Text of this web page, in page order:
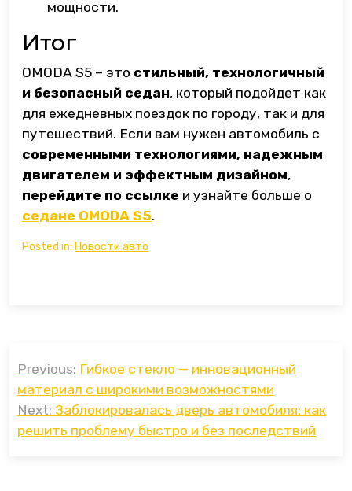
мощности.
Итог
OMODA S5 – это стильный, технологичный
и безопасный седан, который подойдет как
для ежедневных поездок по городу, так и для
путешествий. Если вам нужен автомобиль с
современными технологиями, надежным
двигателем и эффектным дизайном,
перейдите по ссылке и узнайте больше о
седане OMODA S5.
Posted in: Новости авто
по
записям
Previous: Гибкое стекло — инновационный
материал с широкими возможностями
Next: Заблокировалась дверь автомобиля: как
решить проблему быстро и без последствий